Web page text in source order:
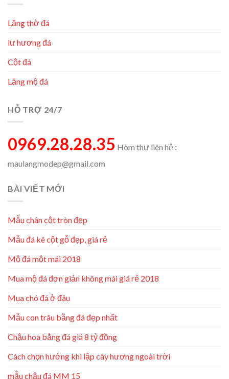
Lăng thờ đá
lư hương đá
Cột đá
Lăng mộ đá
HỖ TRỢ 24/7
0969.28.28.35 Hòm thư liên hệ :
maulangmodep@gmail.com
BÀI VIẾT MỚI
Mẫu chân cột tròn đẹp
Mẫu đá kê cột gỗ đẹp, giá rẻ
Mộ đá một mái 2018
Mua mộ đá đơn giản không mái giá rẻ 2018
Mua chó đá ở đâu
Mẫu con trâu bằng đá đẹp nhất
Chậu hoa bằng đá giá 8 tỷ đồng
Cách chọn hướng khi lập cây hương ngoài trời
mẫu chậu đá MM 15